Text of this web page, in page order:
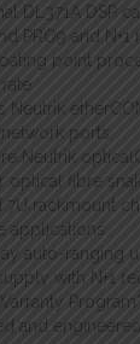
DL371A DSP
PRO9 and
point
Neutrik
ports
Neutrik
optical fibre
7U rackmount
applications
auto-ranging
with N+1
Program*
and